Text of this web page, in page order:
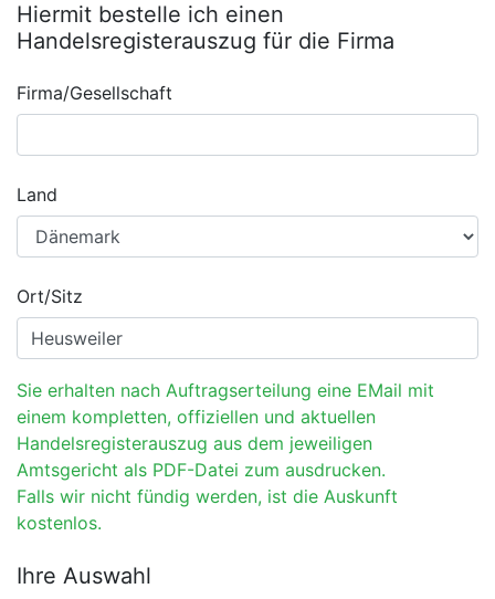
Hiermit bestelle ich einen
Handelsregisterauszug für die Firma
Firma/Gesellschaft
Land
Ort/Sitz
Sie erhalten nach Auftragserteilung eine EMail mit
einem kompletten, offiziellen und aktuellen
Handelsregisterauszug aus dem jeweiligen
Amtsgericht als PDF-Datei zum ausdrucken.
Falls wir nicht fündig werden, ist die Auskunft
kostenlos.
Ihre Auswahl